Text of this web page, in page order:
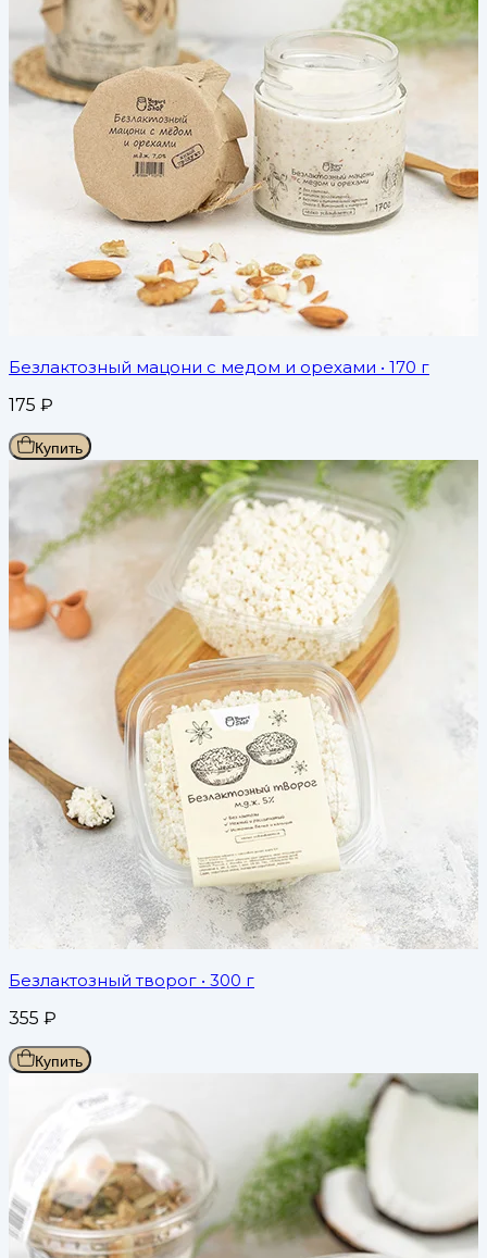
Безлактозный мацони с медом и орехами • 170 г
175 ₽
Купить
Безлактозный творог • 300 г
355 ₽
Купить